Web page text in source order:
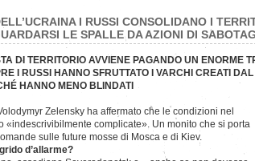
I RUSSI CONSOLIDANO I
LE SPALLE DA AZIONI DI
DI TERRITORIO AVVIENE PAGANDO UN ENORME
I RUSSI HANNO SFRUTTATO I VARCHI CREATI
HANNO MENO BLINDATI
Zelensky ha affermato che le condizioni nel
«indescrivibilmente complicate». Un monito che si porta
sulle future mosse di Mosca e di Kiev.
d’allarme?